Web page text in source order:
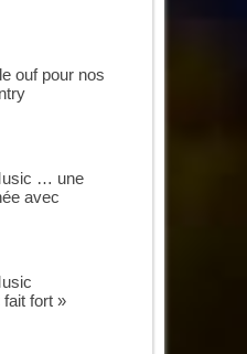
ouf pour nos
… une
avec
fort »